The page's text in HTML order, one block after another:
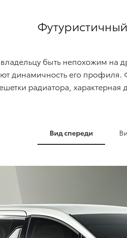
быть непохожим на
динамичность его профиля.
радиатора,
Вид спереди